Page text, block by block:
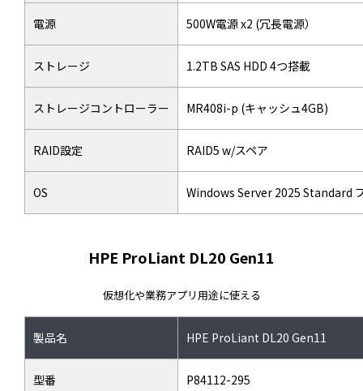
電源 500W電源 x2 (冗長電源）
ストレージ 1.2TB SAS HDD 4つ搭載
ストレージコントローラー MR408i-p (キャッシュ4GB)
RAID設定 RAID5 w/スペア
OS Windows Server 2025 Standard
HPE ProLiant DL20 Gen11
仮想化や業務アプリ用途に使える
製品名 HPE ProLiant DL20 Gen11
型番 P84112-295